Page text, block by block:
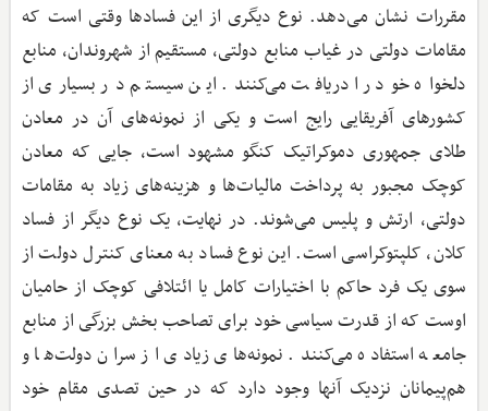
مقررات نشان می‌دهد‌. نوع دیگری از این فسادها وقتی است که
مقامات دولتی در غیاب منابع دولتی، مستقیم از شهروندان، منابع
دلخواه خود را دریافت می‌کنند‌. این سیستم در بسیاری از
کشورهای آفریقایی رایج است و یکی از نمونه‌های آن در معادن
طلای جمهوری دموکراتیک کنگو مشهود است، جایی که معادن
کوچک مجبور به پرداخت مالیات‌ها و هزینه‌های زیاد به مقامات
دولتی، ارتش و پلیس می‌شوند‌. در نهایت، یک نوع دیگر از فساد
کلان، کلپتوکراسی است‌. این نوع فساد به معنای کنترل دولت از
سوی یک فرد حاکم با اختیارات کامل یا ائتلافی کوچک از حامیان
اوست که از قدرت سیاسی خود برای تصاحب بخش بزرگی از منابع
جامعه استفاده می‌کنند‌. نمونه‌های زیادی از سران دولت‌ها و
هم‌پیمانان نزدیک آنها وجود دارد که در حین تصدی مقام خود